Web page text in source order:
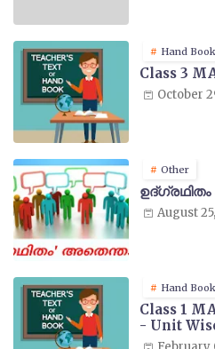
Hand Book
Class 3
October
Other
August
Hand Book
Class 1
- Unit